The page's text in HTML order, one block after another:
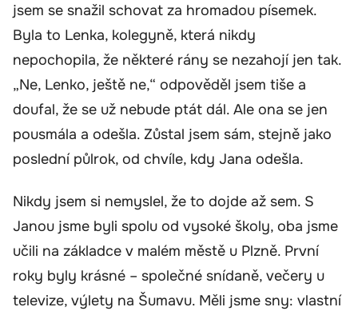
jsem se snažil schovat za hromadou písemek.
Byla to Lenka, kolegyně, která nikdy
nepochopila, že některé rány se nezahojí jen tak.
„Ne, Lenko, ještě ne,“ odpověděl jsem tiše a
doufal, že se už nebude ptát dál. Ale ona se jen
pousmála a odešla. Zůstal jsem sám, stejně jako
poslední půlrok, od chvíle, kdy Jana odešla.
Nikdy jsem si nemyslel, že to dojde až sem. S
Janou jsme byli spolu od vysoké školy, oba jsme
učili na základce v malém městě u Plzně. První
roky byly krásné – společné snídaně, večery u
televize, výlety na Šumavu. Měli jsme sny: vlastní